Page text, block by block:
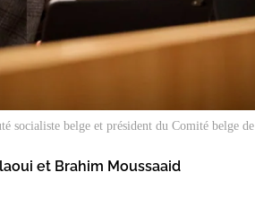
socialiste belge et président du Comité belge
et Brahim Moussaaid